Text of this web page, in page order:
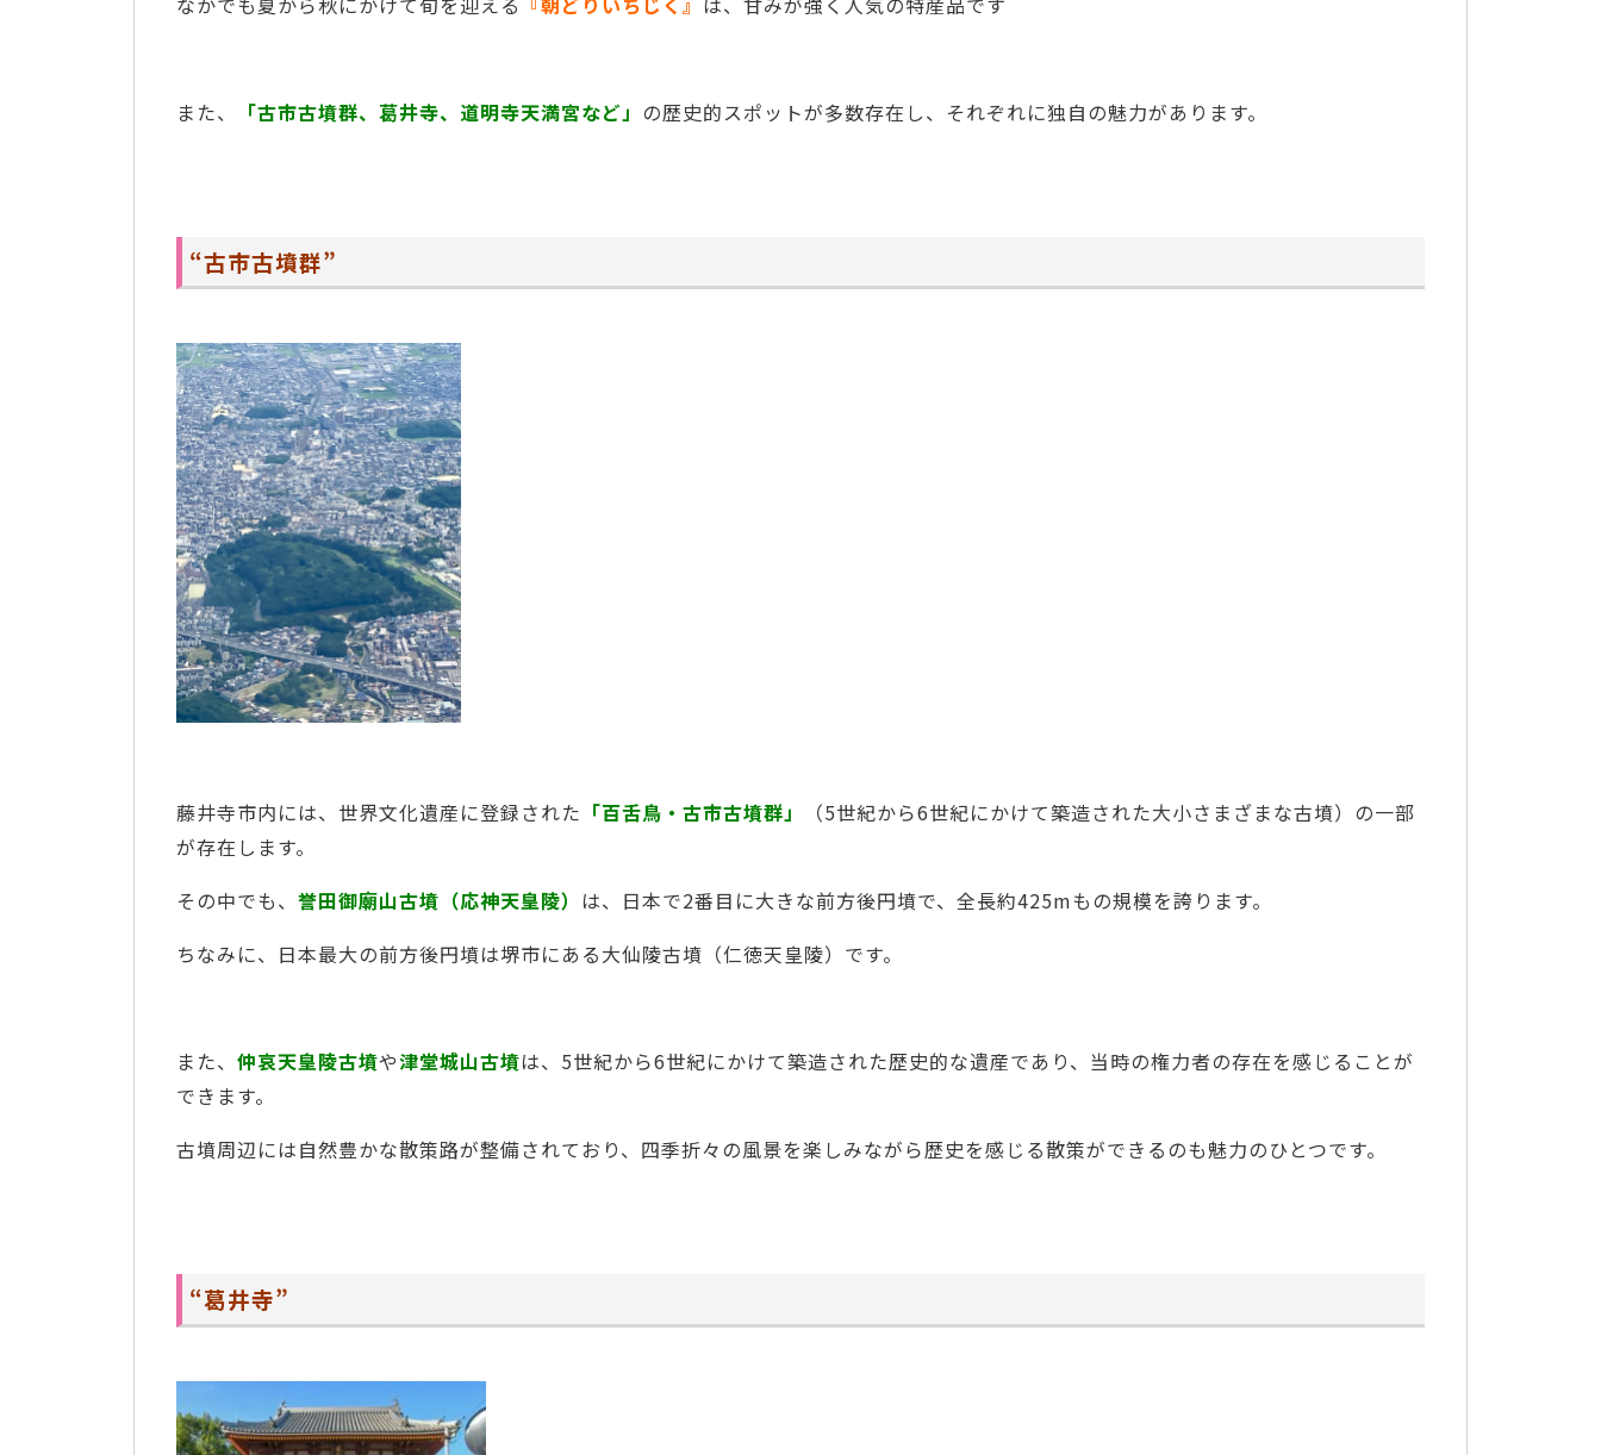
また、 「古市古墳群、葛井寺、道明寺天満宮など」 の歴史的スポットが多数存在し、それぞれに独自の魅力があります。
“古市古墳群”
藤井寺市内には、世界文化遺産に登録された 「百舌鳥・古市古墳群」
（5世紀から6世紀にかけて築造された大小さまざまな古墳）の一部
が存在します。
その中でも、 誉田御廟山古墳（応神天皇陵） は、日本で2番目に大きな前方後円墳で、全長約425mもの規模を誇ります。
ちなみに、日本最大の前方後円墳は堺市にある大仙陵古墳（仁徳天皇陵）です。
また、 仲哀天皇陵古墳や津堂城山古墳は、5世紀から6世紀にかけて築造された歴史的な遺産であり、当時の権力者の存在を感じることが
できます。
古墳周辺には自然豊かな散策路が整備されており、四季折々の風景を楽しみながら歴史を感じる散策ができるのも魅力のひとつです。
“葛井寺”